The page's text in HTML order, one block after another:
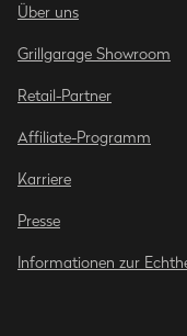
Über uns
Grillgarage Showroom
Retail-Partner
Affiliate-Programm
Karriere
Presse
Informationen zur